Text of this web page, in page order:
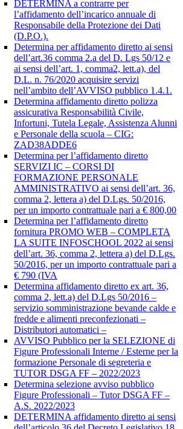
DETERMINA a contrarre per
l’affidamento dell’incarico annuale di
Responsabile della Protezione dei Dati
(D.P.O.).
Determina per affidamento diretto ai sensi
dell’art.36 comma 2.a del D. Lgs 50/12 e
ai sensi dell’art. 1, comma2, lett.a), del
D.L. n. 76/2020 acquisire servizi
nell’ambito dell’AVVISO pubblico 1.4.1.
Determina affidamento diretto polizza
assicurativa Responsabilità Civile,
Infortuni, Tutela Legale, Assistenza Alunni
e Personale della scuola – CIG:
ZAD38ADDE6
Determina per l’affidamento diretto
SERVIZI IC – CORSI DI
FORMAZIONE PERSONALE
AMMINISTRATIVO ai sensi dell’art. 36,
comma 2, lettera a) del D.Lgs. 50/2016,
per un importo contrattuale pari a € 800,00
Determina per l’affidamento diretto
fornitura PROMO WEB – COMPLETA
LA SUITE INFOSCHOOL 2022 ai sensi
dell’art. 36, comma 2, lettera a) del D.Lgs.
50/2016, per un importo contrattuale pari a
€ 790 (IVA
Determina affidamento diretto ex art. 36,
comma 2, lett.a) del D.Lgs 50/2016 –
servizio somministrazione bevande calde e
fredde e alimenti preconfezionati –
Distributori automatici –
AVVISO Pubblico per la SELEZIONE di
Figure Professionali Interne / Esterne per la
formazione Personale di segreteria e
TUTOR DSGA FF – 2022/2023
Determina selezione avviso pubblico
Figure Professionali – Tutor DSGA FF –
A.S. 2022/2023
DETERMINA affidamento diretto ai sensi